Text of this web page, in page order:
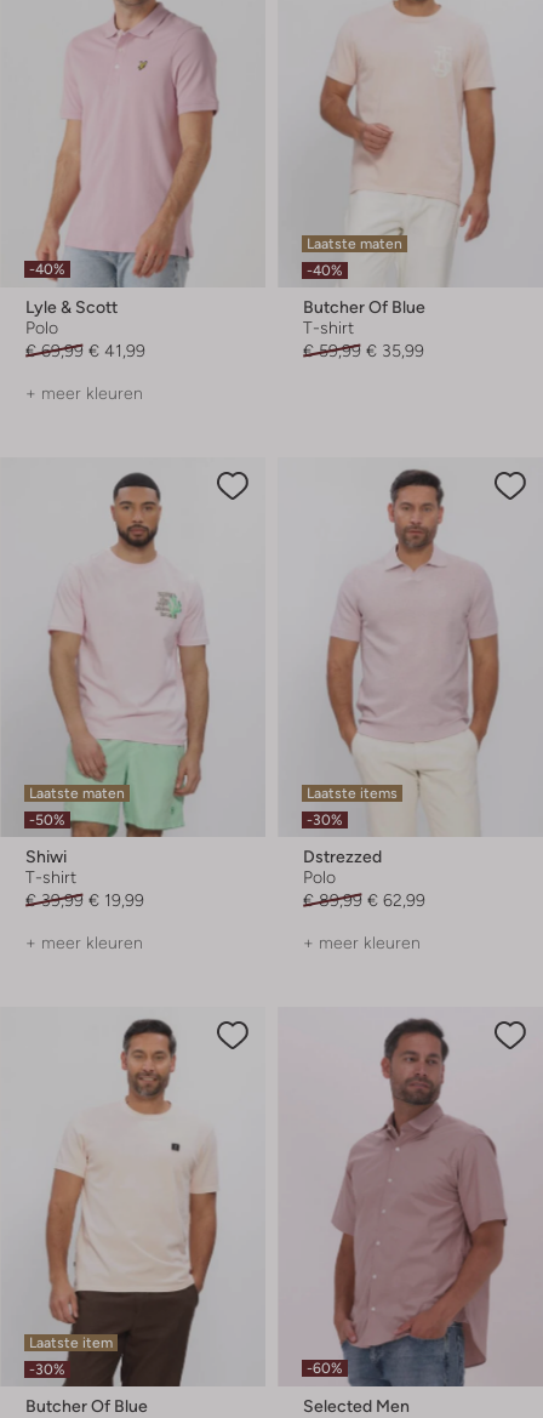
-40%
Lyle & Scott
Polo
€ 69,99 € 41,99
+ meer kleuren
Laatste maten
-40%
Butcher Of Blue
T-shirt
€ 59,99 € 35,99
Laatste maten
-50%
Shiwi
T-shirt
€ 39,99 € 19,99
+ meer kleuren
Laatste items
-30%
Dstrezzed
Polo
€ 89,99 € 62,99
+ meer kleuren
Laatste item
-30%
Butcher Of Blue
-60%
Selected Men